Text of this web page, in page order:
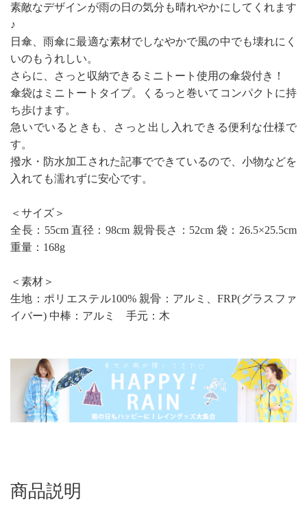
素敵なデザインが雨の日の気分も晴れやかにしてくれます
♪
日傘、雨傘に最適な素材でしなやかで風の中でも壊れにく
いのもうれしい。
さらに、さっと収納できるミニトート使用の傘袋付き！
傘袋はミニトートタイプ。くるっと巻いてコンパクトに持
ち歩けます。
急いでいるときも、さっと出し入れできる便利な仕様で
す。
撥水・防水加工された記事でできているので、小物などを
入れても濡れずに安心です。
＜サイズ＞
全長：55cm 直径：98cm 親骨長さ：52cm 袋：26.5×25.5cm
重量：168g
＜素材＞
生地：ポリエステル100% 親骨：アルミ、FRP(グラスファ
イバー) 中棒：アルミ 手元：木
商品説明